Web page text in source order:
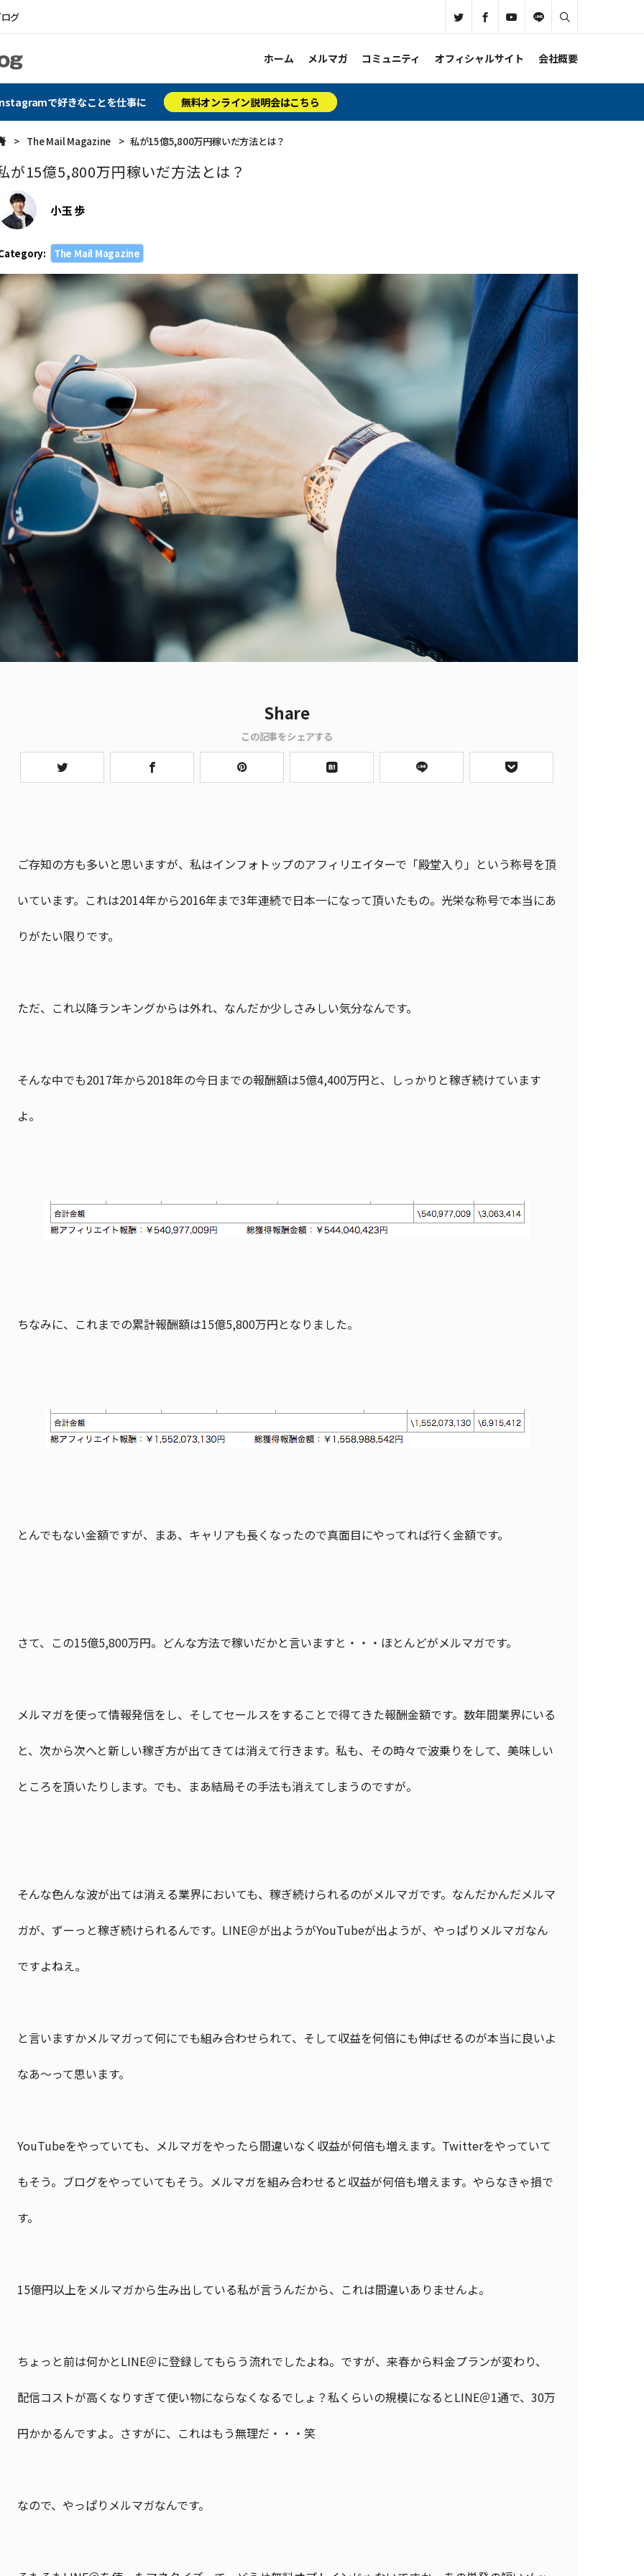
グ
ホーム メルマガ コミュニティ オフィシャルサイト 会社概要
で好きなことを仕事に 無料オンライン説明会はこちら
The Mail Magazine 私が15億5,800万円稼いだ方法とは？
が15億5,800万円稼いだ方法とは？
小玉 歩
The Mail Magazine
Share
この記事をシェアする
ご存知の方も多いと思いますが、私はインフォトップのアフィリエイターで「殿堂入り」という称号を頂
いています。これは2014年から2016年まで3年連続で日本一になって頂いたもの。光栄な称号で本当にあ
りがたい限りです。
ただ、これ以降ランキングからは外れ、なんだか少しさみしい気分なんです。
そんな中でも2017年から2018年の今日までの報酬額は5億4,400万円と、しっかりと稼ぎ続けています
よ。
ちなみに、これまでの累計報酬額は15億5,800万円となりました。
とんでもない金額ですが、まあ、キャリアも長くなったので真面目にやってれば行く金額です。
さて、この15億5,800万円。どんな方法で稼いだかと言いますと・・・ほとんどがメルマガです。
メルマガを使って情報発信をし、そしてセールスをすることで得てきた報酬金額です。数年間業界にいる
と、次から次へと新しい稼ぎ方が出てきては消えて行きます。私も、その時々で波乗りをして、美味しい
ところを頂いたりします。でも、まあ結局その手法も消えてしまうのですが。
そんな色んな波が出ては消える業界においても、稼ぎ続けられるのがメルマガです。なんだかんだメルマ
ガが、ずーっと稼ぎ続けられるんです。LINE＠が出ようがYouTubeが出ようが、やっぱりメルマガなん
ですよねえ。
と言いますかメルマガって何にでも組み合わせられて、そして収益を何倍にも伸ばせるのが本当に良いよ
なあ〜って思います。
YouTubeをやっていても、メルマガをやったら間違いなく収益が何倍も増えます。Twitterをやっていて
もそう。ブログをやっていてもそう。メルマガを組み合わせると収益が何倍も増えます。やらなきゃ損で
す。
15億円以上をメルマガから生み出している私が言うんだから、これは間違いありませんよ。
ちょっと前は何かとLINE＠に登録してもらう流れでしたよね。ですが、来春から料金プランが変わり、
配信コストが高くなりすぎて使い物にならなくなるでしょ？私くらいの規模になるとLINE＠1通で、30万
円かかるんですよ。さすがに、これはもう無理だ・・・笑
なので、やっぱりメルマガなんです。